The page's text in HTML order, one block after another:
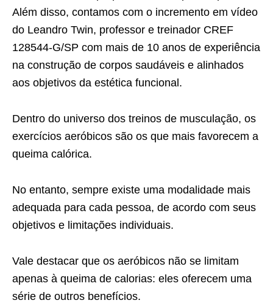
Além disso, contamos com o incremento em vídeo
do Leandro Twin, professor e treinador CREF
128544-G/SP com mais de 10 anos de experiência
na construção de corpos saudáveis e alinhados
aos objetivos da estética funcional.
Dentro do universo dos treinos de musculação, os
exercícios aeróbicos são os que mais favorecem a
queima calórica.
No entanto, sempre existe uma modalidade mais
adequada para cada pessoa, de acordo com seus
objetivos e limitações individuais.
Vale destacar que os aeróbicos não se limitam
apenas à queima de calorias: eles oferecem uma
série de outros benefícios.